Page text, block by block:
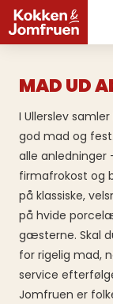
MAD UD
I Ullerslev
god mad og
alle anledninger
firmafrokost og
på klassiske,
på hvide
gæsterne. Skal
for rigelig mad,
service
Jomfruen er